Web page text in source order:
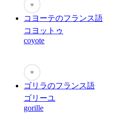
♥
コヨーテのフランス語
コヨットゥ
coyote
♥
ゴリラのフランス語
ゴリーユ
gorille